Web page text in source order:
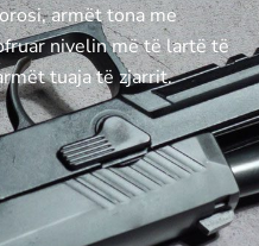
armët tona me
nivelin më të lartë të
tuaja të zjarrit.